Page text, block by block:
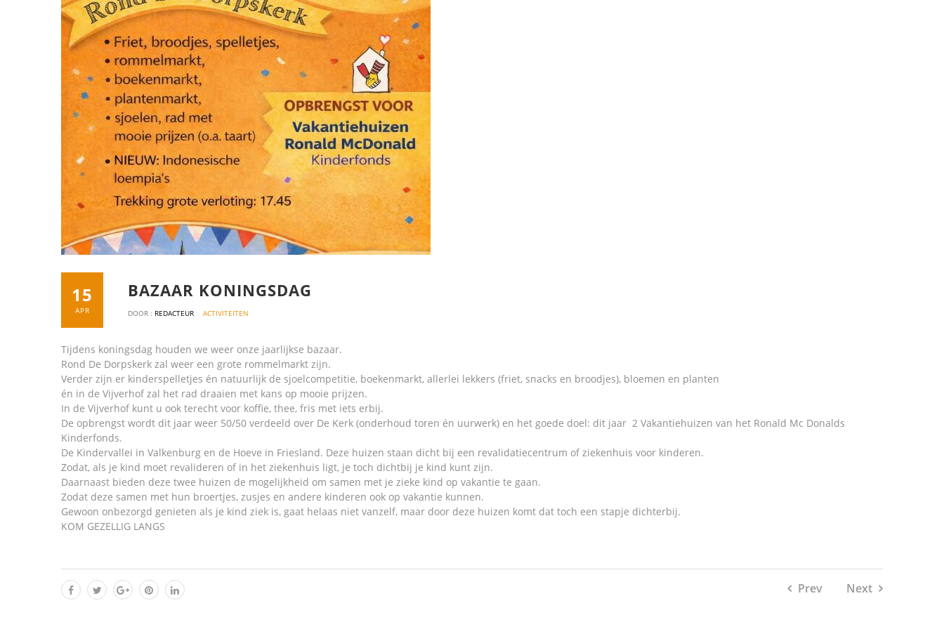
15
APR
BAZAAR KONINGSDAG
DOOR : REDACTEUR ACTIVITEITEN
Tijdens koningsdag houden we weer onze jaarlijkse bazaar.
Rond De Dorpskerk zal weer een grote rommelmarkt zijn.
Verder zijn er kinderspelletjes én natuurlijk de sjoelcompetitie, boekenmarkt, allerlei lekkers (friet, snacks en broodjes), bloemen en planten
én in de Vijverhof zal het rad draaien met kans op mooie prijzen.
In de Vijverhof kunt u ook terecht voor koffie, thee, fris met iets erbij.
De opbrengst wordt dit jaar weer 50/50 verdeeld over De Kerk (onderhoud toren én uurwerk) en het goede doel: dit jaar 2 Vakantiehuizen van het Ronald Mc Donalds
Kinderfonds.
De Kindervallei in Valkenburg en de Hoeve in Friesland. Deze huizen staan dicht bij een revalidatiecentrum of ziekenhuis voor kinderen.
Zodat, als je kind moet revalideren of in het ziekenhuis ligt, je toch dichtbij je kind kunt zijn.
Daarnaast bieden deze twee huizen de mogelijkheid om samen met je zieke kind op vakantie te gaan.
Zodat deze samen met hun broertjes, zusjes en andere kinderen ook op vakantie kunnen.
Gewoon onbezorgd genieten als je kind ziek is, gaat helaas niet vanzelf, maar door deze huizen komt dat toch een stapje dichterbij.
KOM GEZELLIG LANGS
Prev Next